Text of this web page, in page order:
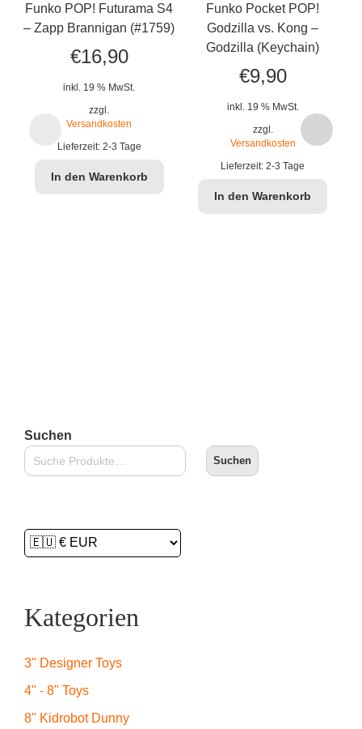
Funko POP! Futurama S4
– Zapp Brannigan (#1759)
€16,90
inkl. 19 % MwSt.
zzgl.
Versandkosten
Lieferzeit: 2-3 Tage
In den Warenkorb
Funko Pocket POP!
Godzilla vs. Kong –
Godzilla (Keychain)
€9,90
inkl. 19 % MwSt.
zzgl.
Versandkosten
Lieferzeit:2-3 Tage
In den Warenkorb
Suchen
Suchen
Kategorien
3" Designer Toys
4" - 8" Toys
8" Kidrobot Dunny